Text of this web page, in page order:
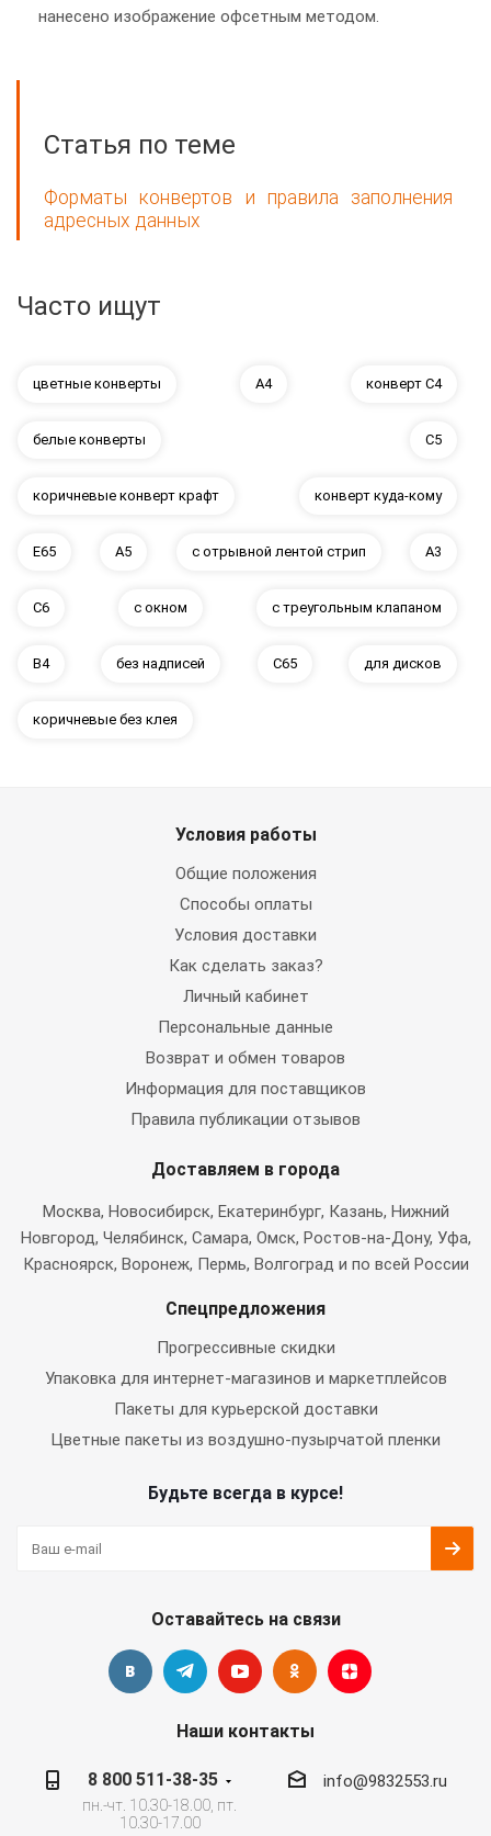
нанесено изображение офсетным методом.
Статья по теме
Форматы конвертов и правила заполнения
адресных данных
Часто ищут
цветные конверты А4 конверт С4
белые конверты C5
коричневые конверт крафт конверт куда-кому
E65 А5 с отрывной лентой стрип А3
C6 с окном с треугольным клапаном
В4 без надписей C65 для дисков
коричневые без клея
Условия работы
Общие положения
Способы оплаты
Условия доставки
Как сделать заказ?
Личный кабинет
Персональные данные
Возврат и обмен товаров
Информация для поставщиков
Правила публикации отзывов
Доставляем в города
Москва, Новосибирск, Екатеринбург, Казань, Нижний
Новгород, Челябинск, Самара, Омск, Ростов-на-Дону, Уфа,
Красноярск, Воронеж, Пермь, Волгоград и по всей России
Спецпредложения
Прогрессивные скидки
Упаковка для интернет-магазинов и маркетплейсов
Пакеты для курьерской доставки
Цветные пакеты из воздушно-пузырчатой пленки
Будьте всегда в курсе!
Оставайтесь на связи
Наши контакты
8 800 511-38-35
пн.-чт. 10.30-18.00, пт.
10.30-17.00
info@9832553.ru